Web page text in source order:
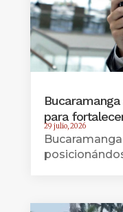
para
29 julio, 2026